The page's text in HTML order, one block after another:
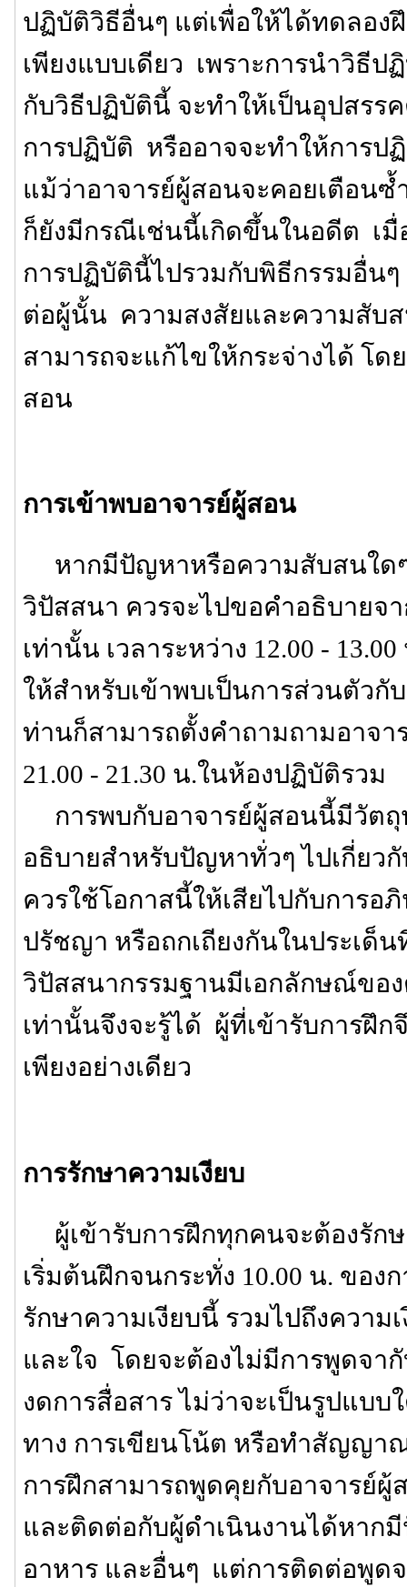
ปฏิบัติวิธีอื่นๆ แต่เพื่อให้ได้ทดลอง
เพียงแบบเดียว เพราะการนำวิธี
กับวิธีปฏิบัตินี้ จะทำให้เป็นอุปสรร
การปฏิบัติ หรืออาจจะทำให้การป
แม้ว่าอาจารย์ผู้สอนจะคอยเตือน
ก็ยังมีกรณีเช่นนี้เกิดขึ้นในอดีต เมื่
การปฏิบัตินี้ไปรวมกับพิธีกรรมอื่น
ต่อผู้นั้น ความสงสัยและความสับ
สามารถจะแก้ไขให้กระจ่างได้ โด
สอน
การเข้าพบอาจารย์ผู้สอน
หากมีปัญหาหรือความสับสนใดๆ
วิปัสสนา ควรจะไปขอคำอธิบายจ
เท่านั้น เวลาระหว่าง 12.00 -
ให้สำหรับเข้าพบเป็นการส่วนตัว
ท่านก็สามารถตั้งคำถามถามอาจา
21.00 - 21.30 น.ในห้องปฏิบัติรวม
การพบกับอาจารย์ผู้สอนนี้มีวัตถุ
อธิบายสำหรับปัญหาทั่วๆ ไปเกี่ยว
ควรใช้โอกาสนี้ให้เสียไปกับการอภิ
ปรัชญา หรือถกเถียงกันในประเด็
วิปัสสนากรรมฐานมีเอกลักษณ์ขอ
เท่านั้นจึงจะรู้ได้ ผู้ที่เข้ารับการฝึ
เพียงอย่างเดียว
การรักษาความเงียบ
ผู้เข้ารับการฝึกทุกคนจะต้องรัก
เริ่มต้นฝึกจนกระทั่ง 10.00 น. ของ
รักษาความเงียบนี้ รวมไปถึงความ
และใจ โดยจะต้องไม่มีการพูดจา
งดการสื่อสาร ไม่ว่าจะเป็นรูปแบบ
ทาง การเขียนโน้ต หรือทำสัญญา
การฝึกสามารถพูดคุยกับอาจารย์
และติดต่อกับผู้ดำเนินงานได้หาก
อาหาร และอื่นๆ แต่การติดต่อพูด